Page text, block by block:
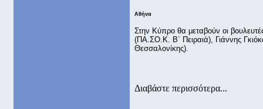
Αθήνα
Στην Κύπρο θα μεταβούν οι
(ΠΑ.ΣΟ.Κ. Β΄ Πειραιά), Γιάννης
Θεσσαλονίκης).
Διαβάστε περισσότερα...